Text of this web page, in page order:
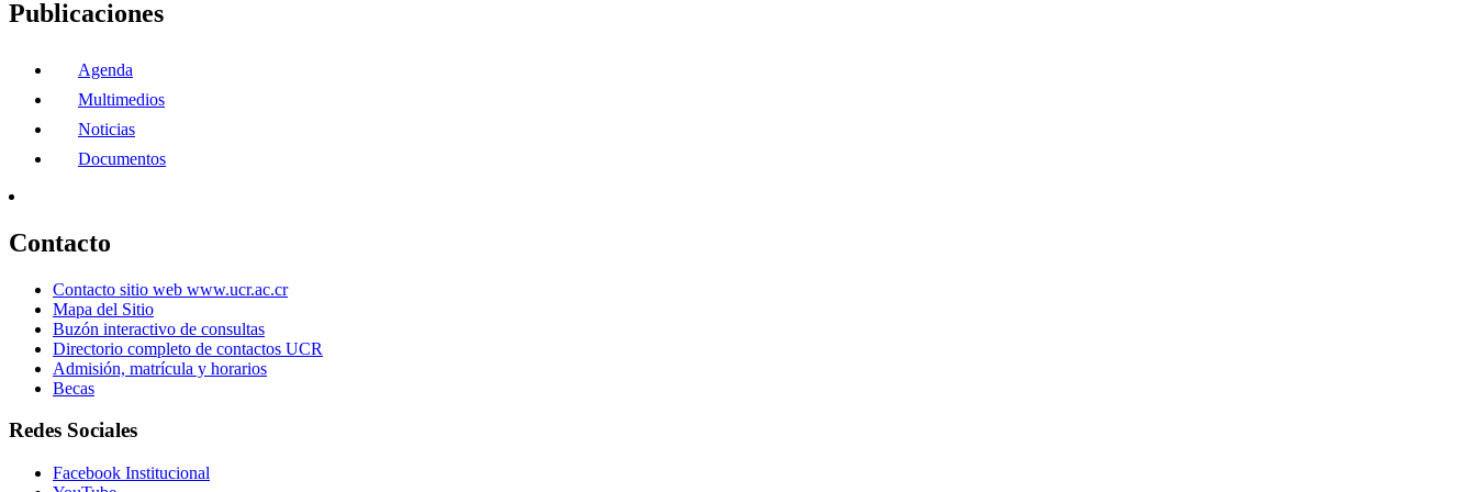
Publicaciones
Agenda
Multimedios
Noticias
Documentos
Contacto
Contacto sitio web www.ucr.ac.cr
Mapa del Sitio
Buzón interactivo de consultas
Directorio completo de contactos UCR
Admisión, matrícula y horarios
Becas
Redes Sociales
Facebook Institucional